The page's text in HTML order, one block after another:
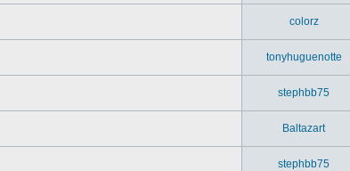
colorz
tonyhuguenotte
stephbb75
Baltazart
stephbb75